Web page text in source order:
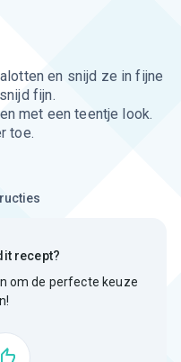
en snijd ze in fijne
fijn.
met een teentje look.
toe.
recept?
om de perfecte keuze